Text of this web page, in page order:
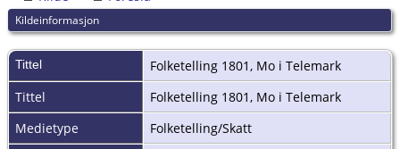
Kildeinformasjon
Tittel
Folketelling 1801, Mo i Telemark
Tittel
Folketelling 1801, Mo i Telemark
Medietype
Folketelling/Skatt